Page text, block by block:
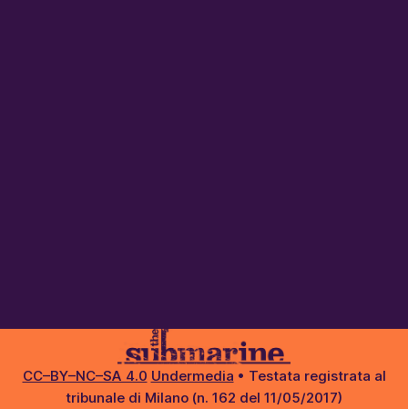
CC–BY–NC–SA 4.0 Undermedia • Testata registrata al
tribunale di Milano (n. 162 del 11/05/2017)